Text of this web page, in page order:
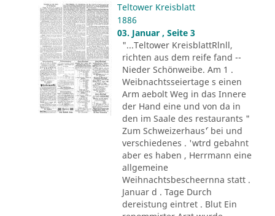
Teltower Kreisblatt
1886
03. Januar , Seite 3
"...Teltower KreisblattRlnll,
richten aus dem reife fand --
Nieder Schönweibe. Am 1 .
Weibnachtsseiertage s einen
Arm aebolt Weg in das Innere
der Hand eine und von da in
den im Saale des restaurants "
Zum Schweizerhaus´' bei und
verschiedenes . 'wtrd gebahnt
aber es haben , Herrmann eine
allgemeine
Weihnachtsbescheernna statt .
Januar d . Tage Durch
dereistung eintret . Blut Ein